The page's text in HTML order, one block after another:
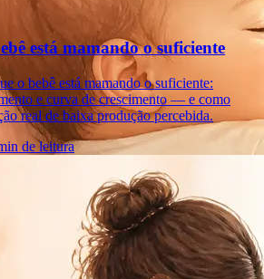
está mamando o suficiente
o bebê está mamando o suficiente:
e curva de crescimento — e como
real de baixa produção percebida.
de leitura